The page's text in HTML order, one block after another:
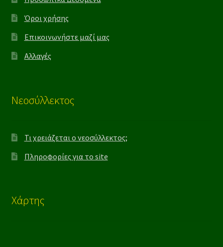
Όροι χρήσης
Επικοινωνήστε μαζί μας
Αλλαγές
Νεοσύλλεκτος
Τι χρειάζεται ο νεοσύλλεκτος;
Πληροφορίες για το site
Χάρτης